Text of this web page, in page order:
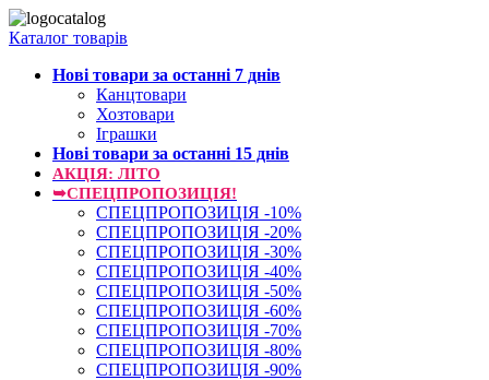
Каталог товарів
Нові товари за останнi 7 днiв
Канцтовари
Хозтовари
Іграшки
Нові товари за останнi 15 днiв
АКЦІЯ: ЛІТО
➥СПЕЦПРОПОЗИЦІЯ!
СПЕЦПРОПОЗИЦІЯ -10%
СПЕЦПРОПОЗИЦІЯ -20%
СПЕЦПРОПОЗИЦІЯ -30%
СПЕЦПРОПОЗИЦІЯ -40%
СПЕЦПРОПОЗИЦІЯ -50%
СПЕЦПРОПОЗИЦІЯ -60%
СПЕЦПРОПОЗИЦІЯ -70%
СПЕЦПРОПОЗИЦІЯ -80%
СПЕЦПРОПОЗИЦІЯ -90%